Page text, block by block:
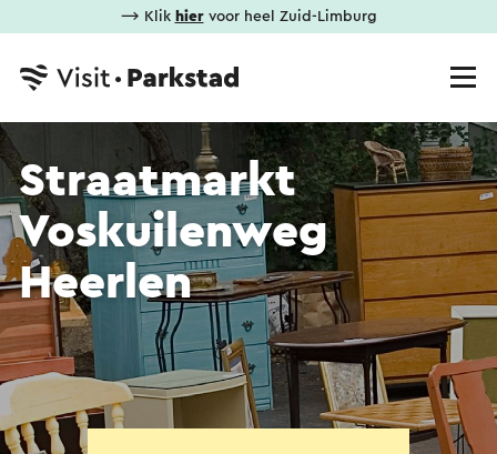
⟶ Klik hiervoor heel Zuid-Limburg
Straatmarkt
Voskuilenweg
Heerlen